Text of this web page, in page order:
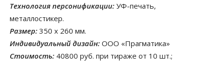
Технология персонификации: УФ-печать,
металлостикер.
Размер: 350 х 260 мм.
Индивидуальный дизайн: ООО «Прагматика»
Стоимость: 40800 руб. при тираже от 10 шт.;